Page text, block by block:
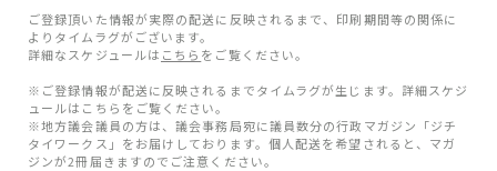
ご登録頂いた情報が実際の配送に反映されるまで、印刷期間等の関係に
よりタイムラグがございます。
詳細なスケジュールは こちら をご覧ください。
※ご登録情報が配送に反映されるまでタイムラグが生じます。詳細スケジ
ュールはこちらをご覧ください。
※地方議会議員の方は、議会事務局宛に議員数分の行政マガジン「ジチ
タイワークス」をお届けしております。個人配送を希望されると、マガ
ジンが2冊届きますのでご注意ください。